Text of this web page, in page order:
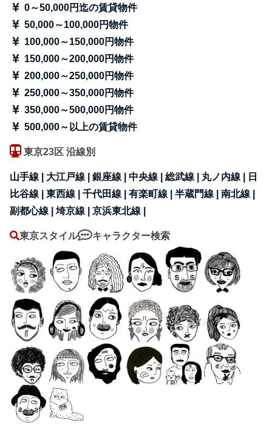
0～50,000円迄の賃貸物件
50,000～100,000円物件
100,000～150,000円物件
150,000～200,000円物件
200,000～250,000円物件
250,000～350,000円物件
350,000～500,000円物件
500,000～以上の賃貸物件
東京23区 沿線別
山手線 | 大江戸線 |銀座線 |中央線 |総武線 | 丸ノ内線 |
日
比谷線 |東西線 |千代田線 |有楽町線 |半蔵門線 |南北線 |
副都心線 |埼京線 |京浜東北線 |
東京スタイル キャラクター検索